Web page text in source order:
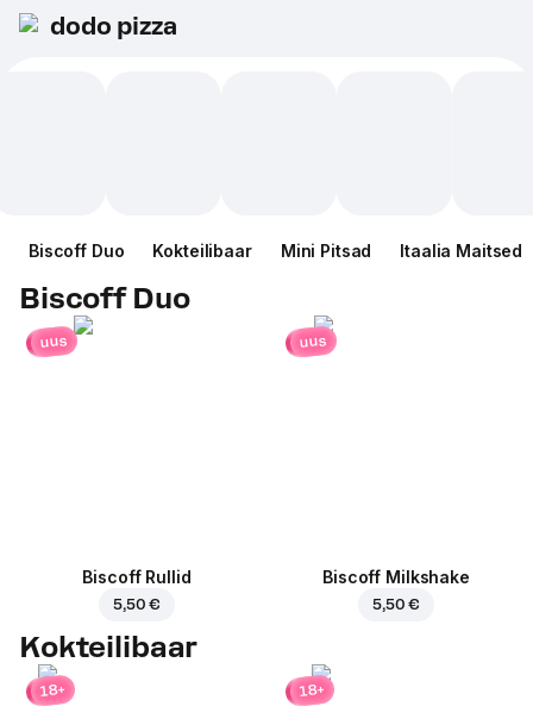
dodo pizza
Biscoff Duo Kokteilibaar Mini Pitsad Itaalia Maitsed
Biscoff Duo
uus
Biscoff Rullid
5,50 €
uus
Biscoff Milkshake
5,50 €
Kokteilibaar
18+ 18+